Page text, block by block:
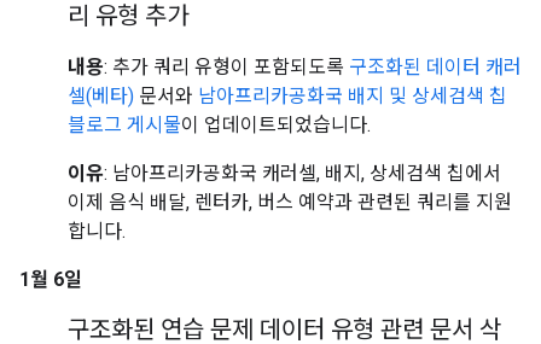
리 유형 추가
내용: 추가 쿼리 유형이 포함되도록 구조화된 데이터 캐러
셀(베타) 문서와 남아프리카공화국 배지 및 상세검색 칩
블로그 게시물이 업데이트되었습니다.
이유: 남아프리카공화국 캐러셀, 배지, 상세검색 칩에서
이제 음식 배달, 렌터카, 버스 예약과 관련된 쿼리를 지원
합니다.
1월 6일
구조화된 연습 문제 데이터 유형 관련 문서 삭